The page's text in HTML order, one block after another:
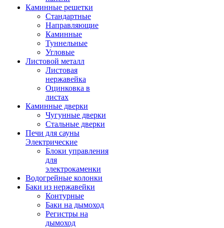
Каминные решетки
Стандартные
Направляющие
Каминные
Туннельные
Угловые
Листовой металл
Листовая
нержавейка
Оцинковка в
листах
Каминные дверки
Чугунные дверки
Стальные дверки
Печи для сауны
Электрические
Блоки управления
для
электрокаменки
Водогрейные колонки
Баки из нержавейки
Контурные
Баки на дымоход
Регистры на
дымоход